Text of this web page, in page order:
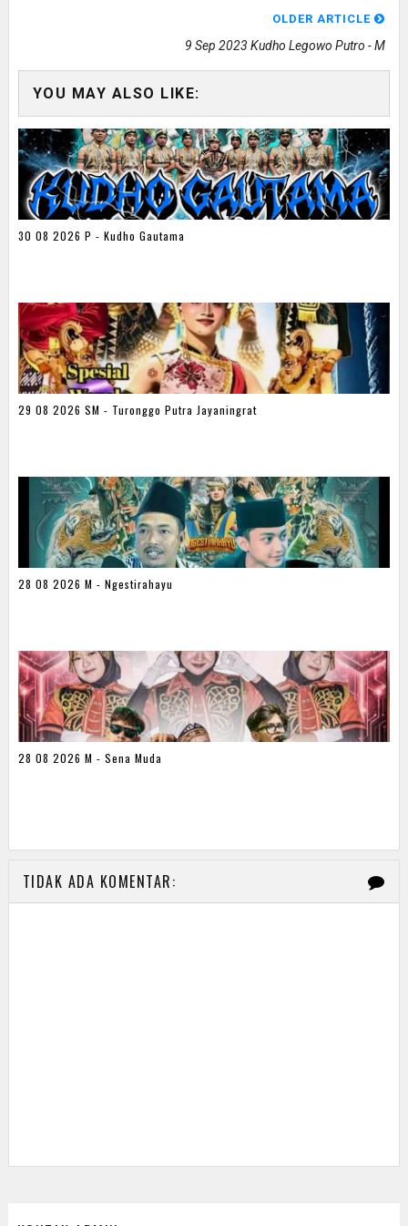
OLDER ARTICLE
9 Sep 2023 Kudho Legowo Putro - M
YOU MAY ALSO LIKE:
30 08 2026 P - Kudho Gautama
29 08 2026 SM - Turonggo Putra Jayaningrat
28 08 2026 M - Ngestirahayu
28 08 2026 M - Sena Muda
TIDAK ADA KOMENTAR: